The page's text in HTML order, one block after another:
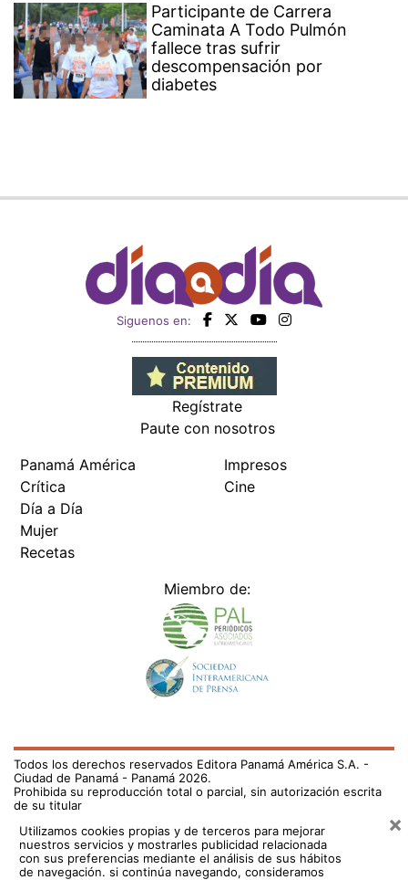
Participante de Carrera
Caminata A Todo Pulmón
fallece tras sufrir
descompensación por
diabetes
Siguenos en:
Regístrate
Paute con nosotros
Panamá América
Crítica
Día a Día
Mujer
Recetas
Impresos
Cine
Miembro de:
Todos los derechos reservados Editora Panamá América S.A. -
Ciudad de Panamá - Panamá 2026.
Prohibida su reproducción total o parcial, sin autorización escrita
de su titular
Utilizamos cookies propias y de terceros para mejorar
nuestros servicios y mostrarles publicidad relacionada
con sus preferencias mediante el análisis de sus hábitos
de navegación. si continúa navegando, consideramos
×